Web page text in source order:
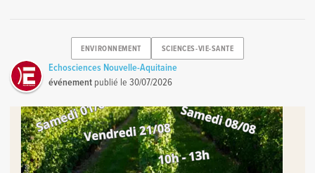
ENVIRONNEMENT SCIENCES-VIE-SANTE
Echosciences Nouvelle-Aquitaine
événement publié le30/07/2026